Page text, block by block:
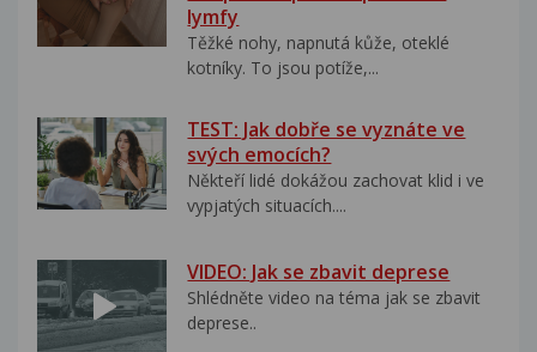
lymfy
Těžké nohy, napnutá kůže, oteklé
kotníky. To jsou potíže,...
TEST: Jak dobře se vyznáte ve
svých emocích?
Někteří lidé dokážou zachovat klid i ve
vypjatých situacích....
VIDEO: Jak se zbavit deprese
Shlédněte video na téma jak se zbavit
deprese..